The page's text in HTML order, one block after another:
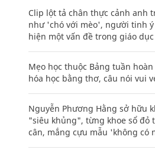
Clip lột tả chân thực cảnh anh
như 'chó với mèo', người tinh
hiện một vấn đề trong giáo dục
Mẹo học thuộc Bảng tuần
hóa học bằng thơ, câu nói vui
Nguyễn Phương Hằng sở hữu
"siêu khủng", từng khoe sổ đỏ
cân, mắng cựu mẫu 'không có